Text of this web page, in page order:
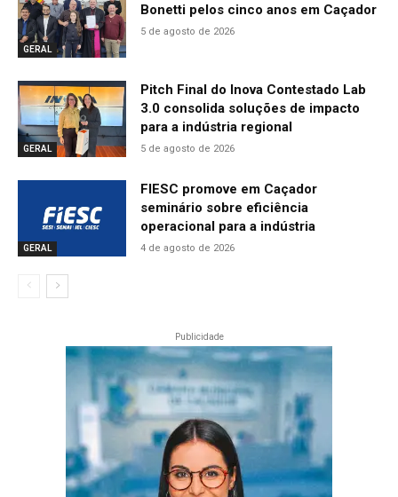
GERAL
Bonetti pelos cinco anos em Caçador
5 de agosto de 2026
GERAL
Pitch Final do Inova Contestado Lab
3.0 consolida soluções de impacto
para a indústria regional
5 de agosto de 2026
GERAL
FIESC promove em Caçador
seminário sobre eficiência
operacional para a indústria
4 de agosto de 2026
Publicidade